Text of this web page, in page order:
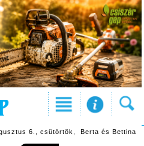
6., csütörtök, Berta és Bettina